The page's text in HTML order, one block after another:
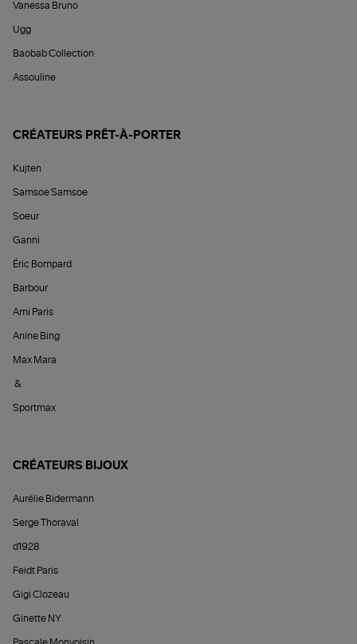
Vanessa Bruno
Ugg
Baobab Collection
Assouline
CRÉATEURS PRÊT-À-PORTER
Kujten
Samsoe Samsoe
Soeur
Ganni
Éric Bompard
Barbour
Ami Paris
Anine Bing
Max Mara
&
Sportmax
CRÉATEURS BIJOUX
Aurélie Bidermann
Serge Thoraval
d1928
Feidt Paris
Gigi Clozeau
Ginette NY